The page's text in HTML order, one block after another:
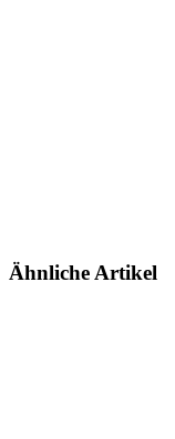
Ähnliche Artikel